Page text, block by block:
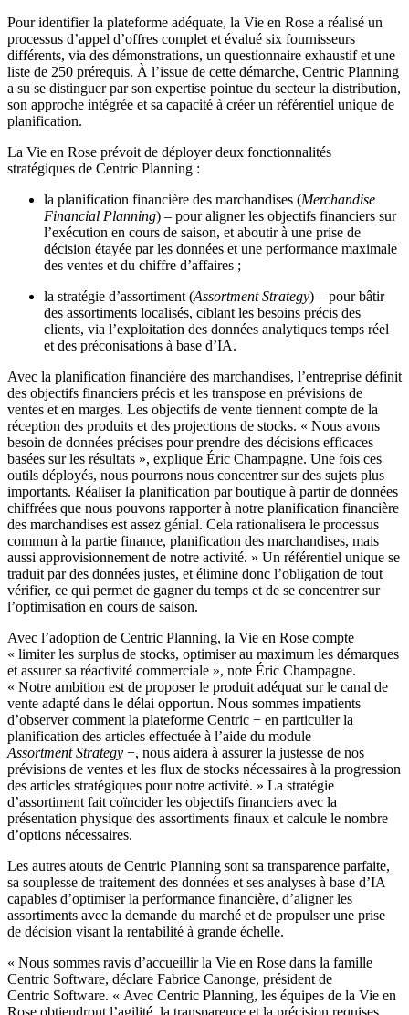
Pour identifier la plateforme adéquate, la Vie en Rose a réalisé un
processus d’appel d’offres complet et évalué six fournisseurs
différents, via des démonstrations, un questionnaire exhaustif et une
liste de 250 prérequis. À l’issue de cette démarche, Centric Planning
a su se distinguer par son expertise pointue du secteur la distribution,
son approche intégrée et sa capacité à créer un référentiel unique de
planification.
La Vie en Rose prévoit de déployer deux fonctionnalités
stratégiques de Centric Planning :
la planification financière des marchandises (Merchandise
Financial Planning) – pour aligner les objectifs financiers sur
l’exécution en cours de saison, et aboutir à une prise de
décision étayée par les données et une performance maximale
des ventes et du chiffre d’affaires ;
la stratégie d’assortiment (Assortment Strategy) – pour bâtir
des assortiments localisés, ciblant les besoins précis des
clients, via l’exploitation des données analytiques temps réel
et des préconisations à base d’IA.
Avec la planification financière des marchandises, l’entreprise définit
des objectifs financiers précis et les transpose en prévisions de
ventes et en marges. Les objectifs de vente tiennent compte de la
réception des produits et des projections de stocks. « Nous avons
besoin de données précises pour prendre des décisions efficaces
basées sur les résultats », explique Éric Champagne. Une fois ces
outils déployés, nous pourrons nous concentrer sur des sujets plus
importants. Réaliser la planification par boutique à partir de données
chiffrées que nous pouvons rapporter à notre planification financière
des marchandises est assez génial. Cela rationalisera le processus
commun à la partie finance, planification des marchandises, mais
aussi approvisionnement de notre activité. » Un référentiel unique se
traduit par des données justes, et élimine donc l’obligation de tout
vérifier, ce qui permet de gagner du temps et de se concentrer sur
l’optimisation en cours de saison.
Avec l’adoption de Centric Planning, la Vie en Rose compte
« limiter les surplus de stocks, optimiser au maximum les démarques
et assurer sa réactivité commerciale », note Éric Champagne.
« Notre ambition est de proposer le produit adéquat sur le canal de
vente adapté dans le délai opportun. Nous sommes impatients
d’observer comment la plateforme Centric − en particulier la
planification des articles effectuée à l’aide du module
Assortment Strategy −, nous aidera à assurer la justesse de nos
prévisions de ventes et les flux de stocks nécessaires à la progression
des articles stratégiques pour notre activité. » La stratégie
d’assortiment fait coïncider les objectifs financiers avec la
présentation physique des assortiments finaux et calcule le nombre
d’options nécessaires.
Les autres atouts de Centric Planning sont sa transparence parfaite,
sa souplesse de traitement des données et ses analyses à base d’IA
capables d’optimiser la performance financière, d’aligner les
assortiments avec la demande du marché et de propulser une prise
de décision visant la rentabilité à grande échelle.
« Nous sommes ravis d’accueillir la Vie en Rose dans la famille
Centric Software, déclare Fabrice Canonge, président de
Centric Software. « Avec Centric Planning, les équipes de la Vie en
Rose obtiendront l’agilité, la transparence et la précision requises